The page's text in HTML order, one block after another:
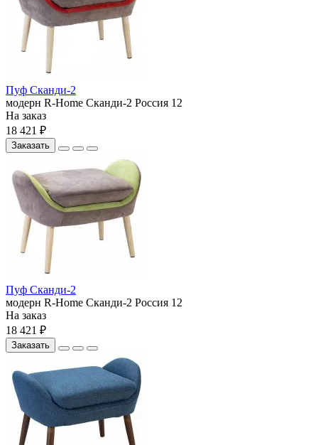
Пуф Сканди-2
модерн R-Home Сканди-2 Россия 12
На заказ
18 421 ₽
Заказать
Пуф Сканди-2
модерн R-Home Сканди-2 Россия 12
На заказ
18 421 ₽
Заказать